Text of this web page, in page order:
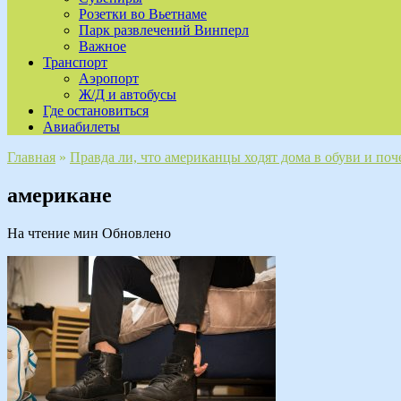
Розетки во Вьетнаме
Парк развлечений Винперл
Важное
Транспорт
Аэропорт
Ж/Д и автобусы
Где остановиться
Авиабилеты
Главная » Правда ли, что американцы ходят дома в обуви и
американе
На чтение мин Обновлено